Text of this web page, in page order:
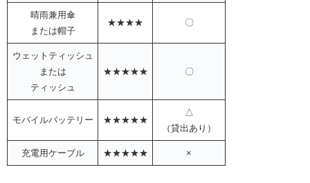
晴雨兼用傘
または帽子
★★★★ 〇
ウェットティッシュ
または
ティッシュ
★★★★★ 〇
モバイルバッテリー ★★★★★
△
（貸出あり）
充電用ケーブル ★★★★★ ×